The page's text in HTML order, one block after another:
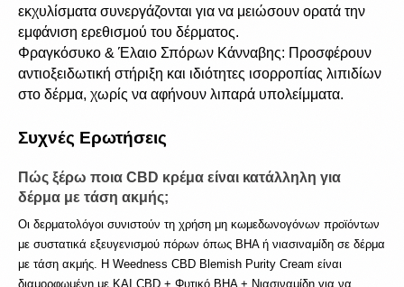
εκχυλίσματα συνεργάζονται για να μειώσουν ορατά την
εμφάνιση ερεθισμού του δέρματος.
Φραγκόσυκο & Έλαιο Σπόρων Κάνναβης: Προσφέρουν
αντιοξειδωτική στήριξη και ιδιότητες ισορροπίας λιπιδίων
στο δέρμα, χωρίς να αφήνουν λιπαρά υπολείμματα.
Συχνές Ερωτήσεις
Πώς ξέρω ποια CBD κρέμα είναι κατάλληλη για
δέρμα με τάση ακμής;
Οι δερματολόγοι συνιστούν τη χρήση μη κωμεδωνογόνων προϊόντων
με συστατικά εξευγενισμού πόρων όπως BHA ή νιασιναμίδη σε δέρμα
με τάση ακμής. Η Weedness CBD Blemish Purity Cream είναι
διαμορφωμένη με ΚΑΙ CBD + Φυτικό BHA + Νιασιναμίδη για να